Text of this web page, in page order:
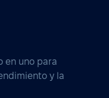
en uno para
y la